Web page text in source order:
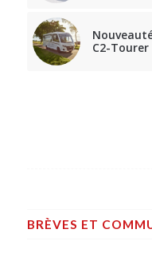
C2-Tourer
BRÈVES ET